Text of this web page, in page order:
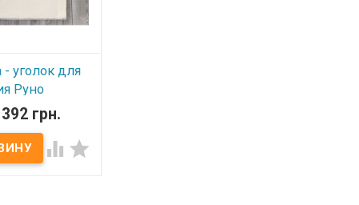
уголок для
Руно
см
для
392 грн.
 